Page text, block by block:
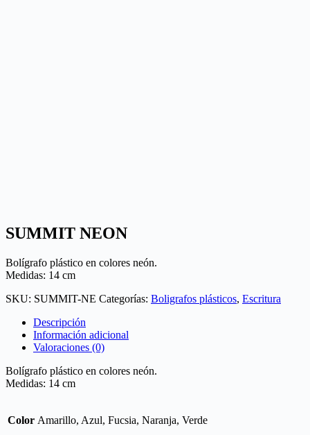
SUMMIT NEON
Bolígrafo plástico en colores neón.
Medidas: 14 cm
SKU: SUMMIT-NE Categorías: Boligrafos plásticos, Escritura
Descripción
Información adicional
Valoraciones (0)
Bolígrafo plástico en colores neón.
Medidas: 14 cm
Color Amarillo, Azul, Fucsia, Naranja, Verde